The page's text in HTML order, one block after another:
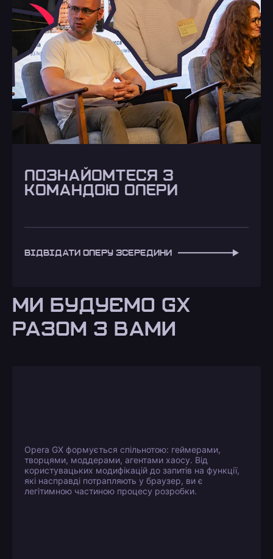
ПОЗНАЙОМТЕСЯ З
КОМАНДОЮ ОПЕРИ
ВІДВІДАТИ ОПЕРУ ЗСЕРЕДИНИ
МИ БУДУЄМО GX
РАЗОМ З ВАМИ
Opera GX формується спільнотою: геймерами,
творцями, моддерами, агентами хаосу. Від
користувацьких модифікацій до запитів на функції,
які насправді потрапляють у браузер, ви є
легітимною частиною процесу розробки.